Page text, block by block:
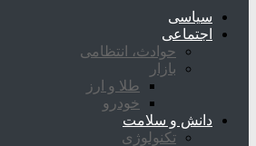
سیاسی
اجتماعی
حوادث، انتظامی
بازار
طلا و ارز
خودرو
دانش و سلامت
تکنولوژی